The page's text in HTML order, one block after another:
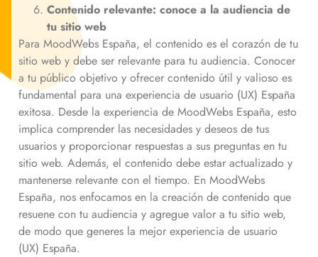
Contenido relevante: conoce a la audiencia de
tu sitio web
Para MoodWebs España, el contenido es el corazón de tu
sitio web y debe ser relevante para tu audiencia. Conocer
a tu público objetivo y ofrecer contenido útil y valioso es
fundamental para una experiencia de usuario (UX) España
exitosa. Desde la experiencia de MoodWebs España, esto
implica comprender las necesidades y deseos de tus
usuarios y proporcionar respuestas a sus preguntas en tu
sitio web. Además, el contenido debe estar actualizado y
mantenerse relevante con el tiempo. En MoodWebs
España, nos enfocamos en la creación de contenido que
resuene con tu audiencia y agregue valor a tu sitio web,
de modo que generes la mejor experiencia de usuario
(UX) España.